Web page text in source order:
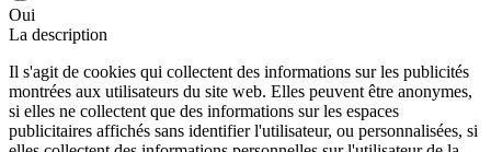
Oui
La description
Il s'agit de cookies qui collectent des informations sur les publicités
montrées aux utilisateurs du site web. Elles peuvent être anonymes,
si elles ne collectent que des informations sur les espaces
publicitaires affichés sans identifier l'utilisateur, ou personnalisées, si